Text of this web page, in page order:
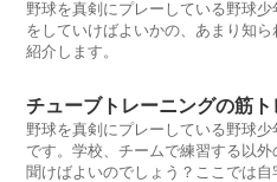
野球を真剣にプレーしている野球
をしていけばよいかの、あまり知
紹介します。
チューブトレーニングの筋ト
野球を真剣にプレーしている野球
です。学校、チームで練習する以
聞けばよいのでしょう？ここでは自